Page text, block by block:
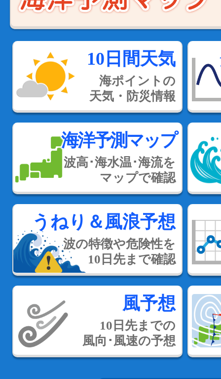
10日間天気
海ポイントの
天気・防災情報
海洋予測マップ
波高･海水温･海流を
マップで確認
うねり＆風浪予想
波の特徴や危険性を
10日先まで確認
風予想
10日先までの
風向･風速の予想